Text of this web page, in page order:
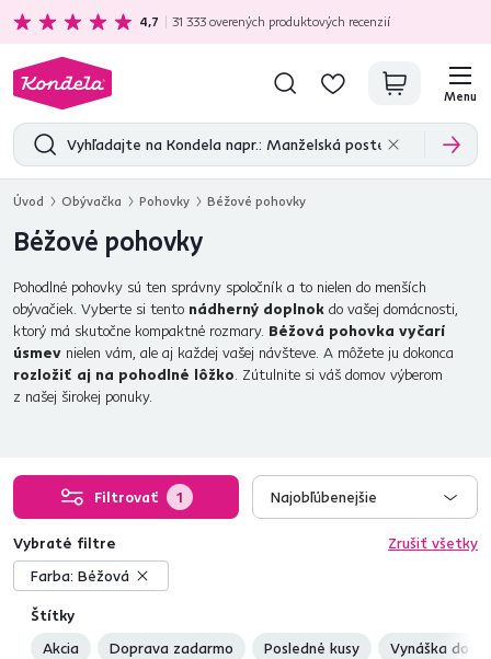
Ekologická doprava zadarmo nad 199 €
4,7 31 333 overených produktových recenzií
Menu
Úvod Obývačka Pohovky Béžové pohovky
Béžové pohovky
Pohodlné pohovky sú ten správny spoločník a to nielen do menších
obývačiek. Vyberte si tento nádherný doplnok do vašej domácnosti,
ktorý má skutočne kompaktné rozmary. Béžová pohovka vyčarí
úsmev nielen vám, ale aj každej vašej návšteve. A môžete ju dokonca
rozložiť aj na pohodlné lôžko. Zútulnite si váš domov výberom
z našej širokej ponuky.
Filtrovať 1 Najobľúbenejšie
Štítky
Akcia
Doprava zadarmo Posledné kusy Vynáška do
Vybraté filtre
Zrušiť všetky
Farba: Béžová